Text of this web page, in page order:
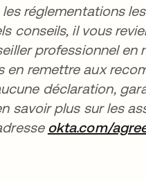
réglementations
conseils, il vous
professionnel en
en remettre aux
déclaration,
savoir plus sur les
okta.com/